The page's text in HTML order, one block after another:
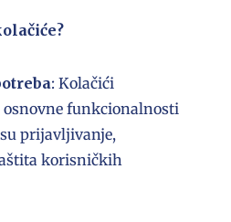
: Kolačići
osnovne funkcionalnosti
prijavljivanje,
korisničkih